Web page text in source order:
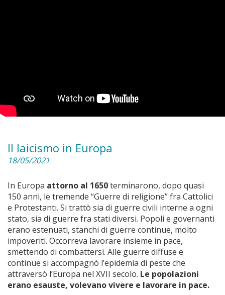
Il laicismo in Europa
18/05/2021
In Europa attorno al 1650terminarono, dopo quasi
150 anni, le tremende “Guerre di religione” fra Cattolici
e Protestanti. Si trattò sia di guerre civili interne a ogni
stato, sia di guerre fra stati diversi. Popoli e governanti
erano estenuati, stanchi di guerre continue, molto
impoveriti. Occorreva lavorare insieme in pace,
smettendo di combattersi. Alle guerre diffuse e
continue si accompagnò l’epidemia di peste che
attraversò l’Europa nel XVII secolo. Le popolazioni
erano esauste, volevano vivere e lavorare in pace.